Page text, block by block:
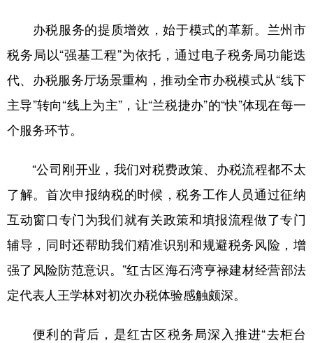
办税服务的提质增效，始于模式的革新。兰州市
税务局以“强基工程”为依托，通过电子税务局功能迭
代、办税服务厅场景重构，推动全市办税模式从“线下
主导”转向“线上为主”，让“兰税捷办”的“快”体现在每一
个服务环节。
“公司刚开业，我们对税费政策、办税流程都不太
了解。首次申报纳税的时候，税务工作人员通过征纳
互动窗口专门为我们就有关政策和填报流程做了专门
辅导，同时还帮助我们精准识别和规避税务风险，增
强了风险防范意识。”红古区海石湾亨禄建材经营部法
定代表人王学林对初次办税体验感触颇深。
便利的背后，是红古区税务局深入推进“去柜台